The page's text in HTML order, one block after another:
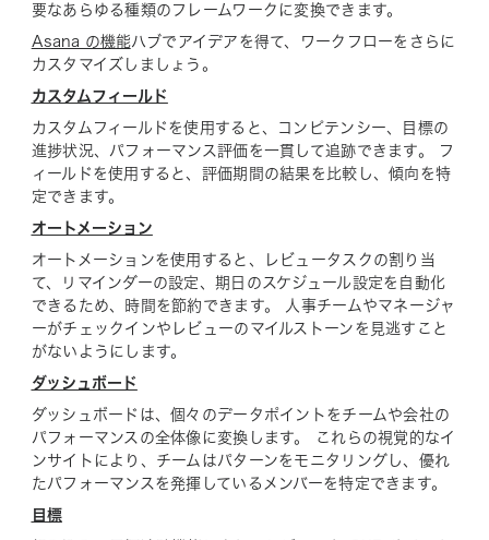
要なあらゆる種類のフレームワークに変換できます。
Asana の機能ハブでアイデアを得て、ワークフローをさらに
カスタマイズしましょう。
カスタムフィールド
カスタムフィールドを使用すると、コンピテンシー、目標の
進捗状況、パフォーマンス評価を一貫して追跡できます。 フ
ィールドを使用すると、評価期間の結果を比較し、傾向を特
定できます。
オートメーション
オートメーションを使用すると、レビュータスクの割り当
て、リマインダーの設定、期日のスケジュール設定を自動化
できるため、時間を節約できます。 人事チームやマネージャ
ーがチェックインやレビューのマイルストーンを見逃すこと
がないようにします。
ダッシュボード
ダッシュボードは、個々のデータポイントをチームや会社の
パフォーマンスの全体像に変換します。 これらの視覚的なイ
ンサイトにより、チームはパターンをモニタリングし、優れ
たパフォーマンスを発揮しているメンバーを特定できます。
目標